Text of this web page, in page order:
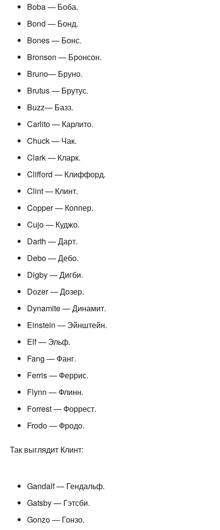
Boba — Боба.
Bond — Бонд.
Bones — Бонс.
Bronson — Бронсон.
Bruno— Бруно.
Brutus — Брутус.
Buzz— Базз.
Carlito — Карлито.
Chuck — Чак.
Clark — Кларк.
Clifford — Клиффорд.
Clint — Клинт.
Copper — Коппер.
Cujo — Куджо.
Darth — Дарт.
Debo — Дебо.
Digby — Дигби.
Dozer — Дозер.
Dynamite — Динамит.
Einstein — Эйнштейн.
Elf — Эльф.
Fang — Фанг.
Ferris — Феррис.
Flynn — Флинн.
Forrest — Форрест.
Frodo — Фродо.
Так выглядит Клинт:
Gandalf — Гендальф.
Gatsby — Гэтсби.
Gonzo — Гонзо.